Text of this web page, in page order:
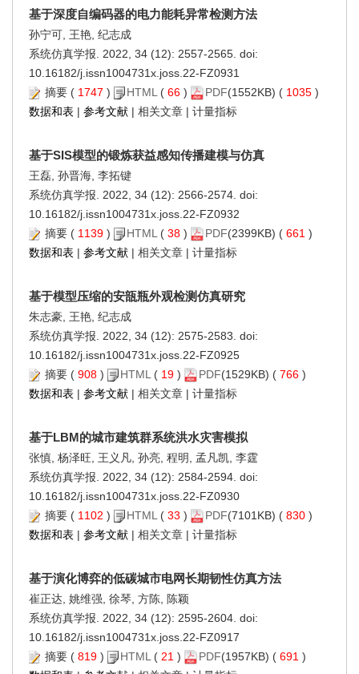
基于深度自编码器的电力能耗异常检测方法
孙宁可, 王艳, 纪志成
系统仿真学报. 2022, 34 (12): 2557-2565. doi:
10.16182/j.issn1004731x.joss.22-FZ0931
摘要 ( 1747 ) HTML ( 66 ) PDF(1552KB) ( 1035 )
数据和表 | 参考文献 | 相关文章 | 计量指标
基于SIS模型的锻炼获益感知传播建模与仿真
王磊, 孙晋海, 李拓键
系统仿真学报. 2022, 34 (12): 2566-2574. doi:
10.16182/j.issn1004731x.joss.22-FZ0932
摘要 ( 1139 ) HTML ( 38 ) PDF(2399KB) ( 661 )
数据和表 | 参考文献 | 相关文章 | 计量指标
基于模型压缩的安瓿瓶外观检测仿真研究
朱志豪, 王艳, 纪志成
系统仿真学报. 2022, 34 (12): 2575-2583. doi:
10.16182/j.issn1004731x.joss.22-FZ0925
摘要 ( 908 ) HTML ( 19 ) PDF(1529KB) ( 766 )
数据和表 | 参考文献 | 相关文章 | 计量指标
基于LBM的城市建筑群系统洪水灾害模拟
张慎, 杨泽旺, 王义凡, 孙亮, 程明, 孟凡凯, 李霆
系统仿真学报. 2022, 34 (12): 2584-2594. doi:
10.16182/j.issn1004731x.joss.22-FZ0930
摘要 ( 1102 ) HTML ( 33 ) PDF(7101KB) ( 830 )
数据和表 | 参考文献 | 相关文章 | 计量指标
基于演化博弈的低碳城市电网长期韧性仿真方法
崔正达, 姚维强, 徐琴, 方陈, 陈颖
系统仿真学报. 2022, 34 (12): 2595-2604. doi:
10.16182/j.issn1004731x.joss.22-FZ0917
摘要 ( 819 ) HTML ( 21 ) PDF(1957KB) ( 691 )